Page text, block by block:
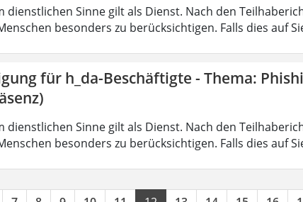
Sinne gilt als Dienst. Nach den
besonders zu berücksichtigen. Falls dies auf
für h_da-Beschäftigte - Thema:
Sinne gilt als Dienst. Nach den
besonders zu berücksichtigen. Falls dies auf